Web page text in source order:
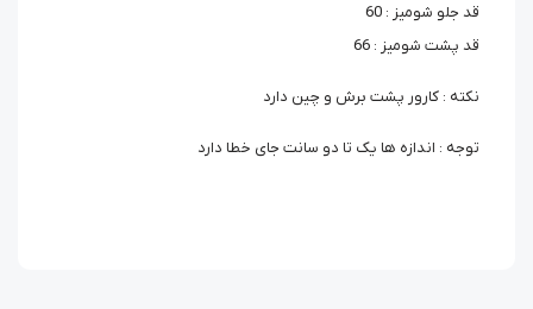
قد جلو شومیز : 60
قد پشت شومیز : 66
نکته : کارور پشت برش و چین دارد
توجه : اندازه ها یک تا دو سانت جای خطا دارد